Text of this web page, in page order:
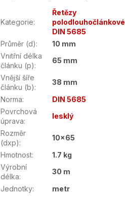
Kategorie:
Řetězy
polodlouhočlánkové
DIN 5685
Průměr (d):
10 mm
Vnitřní délka
článku (p):
65 mm
Vnější šíře
článku (b):
38 mm
Norma:
DIN 5685
Povrchová
úprava:
lesklý
Rozměr
(dxp):
10x65
Hmotnost:
1.7 kg
Výrobní
délka:
30 m
Jednotky: metr